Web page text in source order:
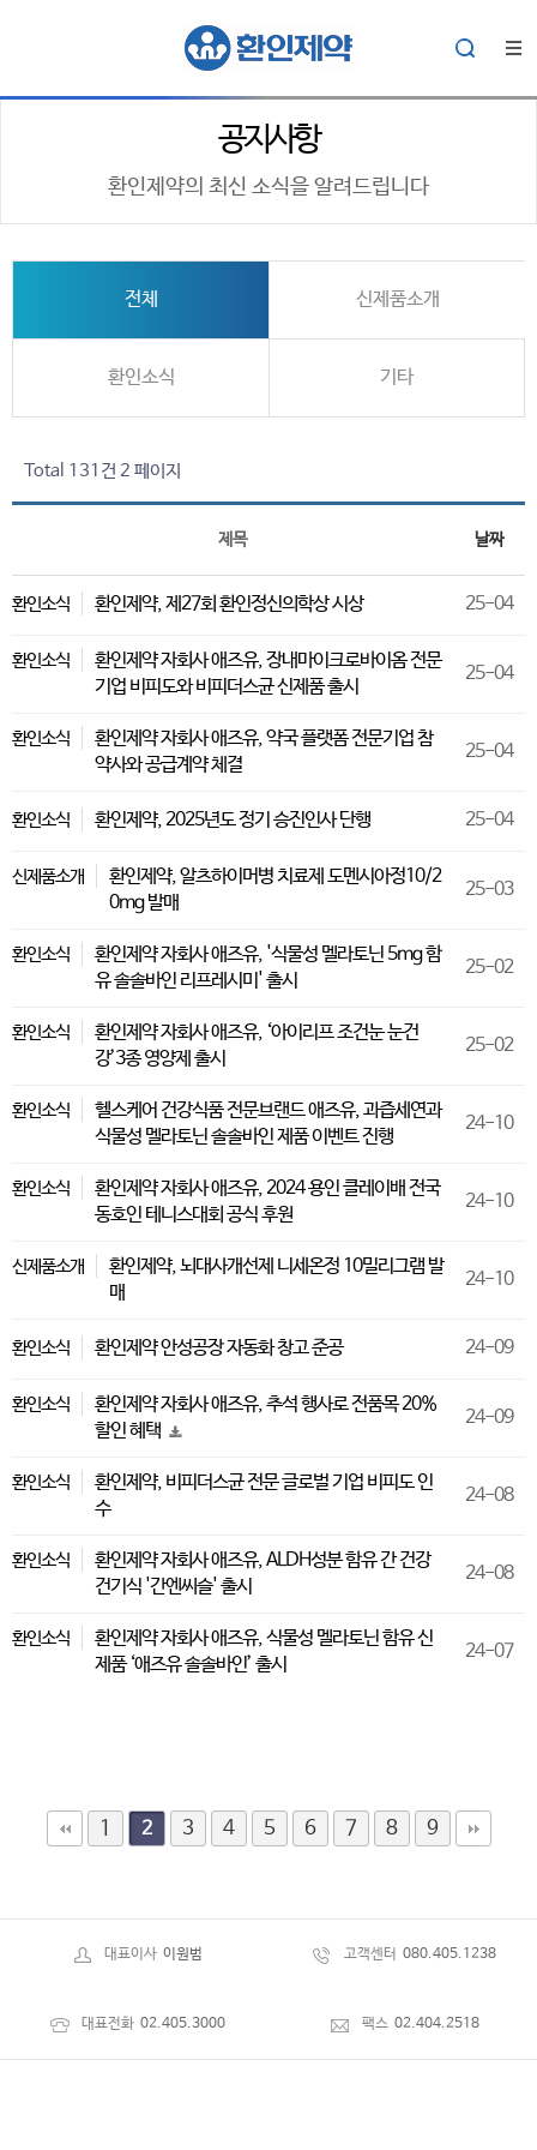
공지사항
환인제약의 최신 소식을 알려드립니다
전체 신제품소개
환인소식 기타
Total 131건 2 페이지
제목 날짜
환인소식 환인제약, 제27회 환인정신의학상 시상 25-04
환인소식
환인제약 자회사 애즈유, 장내마이크로바이옴 전문
기업 비피도와 비피더스균 신제품 출시
25-04
환인소식
환인제약 자회사 애즈유, 약국 플랫폼 전문기업 참
약사와 공급계약 체결
25-04
환인소식 환인제약, 2025년도 정기 승진인사 단행 25-04
신제품소개
환인제약, 알츠하이머병 치료제 도멘시아정10/2
0mg 발매
25-03
환인소식
환인제약 자회사 애즈유, '식물성 멜라토닌 5mg 함
유 솔솔바인 리프레시미' 출시
25-02
환인소식
환인제약 자회사 애즈유, ‘아이리프 조건눈 눈건
강’3종 영양제 출시
25-02
환인소식
헬스케어 건강식품 전문브랜드 애즈유, 과즙세연과
식물성 멜라토닌 솔솔바인 제품 이벤트 진행
24-10
환인소식
환인제약 자회사 애즈유, 2024 용인 클레이배 전국
동호인 테니스대회 공식 후원
24-10
신제품소개
환인제약, 뇌대사개선제 니세온정 10밀리그램 발
매
24-10
환인소식 환인제약 안성공장 자동화 창고 준공 24-09
환인소식
환인제약 자회사 애즈유, 추석 행사로 전품목 20%
할인 혜택
24-09
환인소식
환인제약, 비피더스균 전문 글로벌 기업 비피도 인
수
24-08
환인소식
환인제약 자회사 애즈유, ALDH성분 함유 간 건강
건기식 '간엔씨슬' 출시
24-08
환인소식
환인제약 자회사 애즈유, 식물성 멜라토닌 함유 신
제품 ‘애즈유 솔솔바인’ 출시
24-07
1 2 3 4 5 6 7 8 9
대표이사 이원범 고객센터 080.405.1238
대표전화 02.405.3000 팩스 02.404.2518